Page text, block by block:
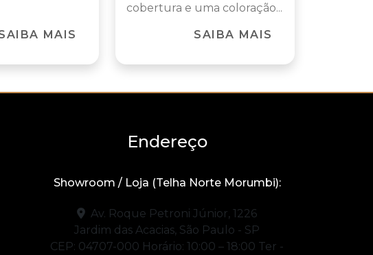
MAIS
cobertura e uma coloração...
SAIBA MAIS
Endereço
Showroom / Loja (Telha Norte Morumbi):
Av. Roque Petroni Júnior, 1226
Jardim das Acacias, São Paulo - SP
CEP: 04707-000 Horário: 10:00 – 18:00 Ter -